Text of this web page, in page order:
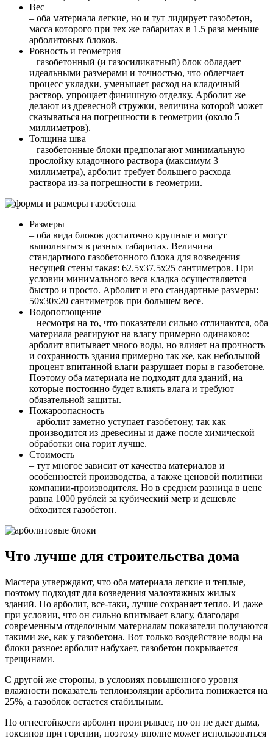
Вес
– оба материала легкие, но и тут лидирует газобетон,
масса которого при тех же габаритах в 1.5 раза меньше
арболитовых блоков.
Ровность и геометрия
– газобетонный (и газосиликатный) блок обладает
идеальными размерами и точностью, что облегчает
процесс укладки, уменьшает расход на кладочный
раствор, упрощает финишную отделку. Арболит же
делают из древесной стружки, величина которой может
сказываться на погрешности в геометрии (около 5
миллиметров).
Толщина шва
– газобетонные блоки предполагают минимальную
прослойку кладочного раствора (максимум 3
миллиметра), арболит требует большего расхода
раствора из-за погрешности в геометрии.
Размеры
– оба вида блоков достаточно крупные и могут
выполняться в разных габаритах. Величина
стандартного газобетонного блока для возведения
несущей стены такая: 62.5х37.5х25 сантиметров. При
условии минимального веса кладка осуществляется
быстро и просто. Арболит и его стандартные размеры:
50х30х20 сантиметров при большем весе.
Водопоглощение
– несмотря на то, что показатели сильно отличаются, оба
материала реагируют на влагу примерно одинаково:
арболит впитывает много воды, но влияет на прочность
и сохранность здания примерно так же, как небольшой
процент впитанной влаги разрушает поры в газобетоне.
Поэтому оба материала не подходят для зданий, на
которые постоянно будет влиять влага и требуют
обязательной защиты.
Пожароопасность
– арболит заметно уступает газобетону, так как
производится из древесины и даже после химической
обработки она горит лучше.
Стоимость
– тут многое зависит от качества материалов и
особенностей производства, а также ценовой политики
компании-производителя. Но в среднем разница в цене
равна 1000 рублей за кубический метр и дешевле
обходится газобетон.
Что лучше для строительства дома
Мастера утверждают, что оба материала легкие и теплые,
поэтому подходят для возведения малоэтажных жилых
зданий. Но арболит, все-таки, лучше сохраняет тепло. И даже
при условии, что он сильно впитывает влагу, благодаря
современным отделочным материалам показатели получаются
такими же, как у газобетона. Вот только воздействие воды на
блоки разное: арболит набухает, газобетон покрывается
трещинами.
С другой же стороны, в условиях повышенного уровня
влажности показатель теплоизоляции арболита понижается на
25%, а газоблок остается стабильным.
По огнестойкости арболит проигрывает, но он не дает дыма,
токсинов при горении, поэтому вполне может использоваться